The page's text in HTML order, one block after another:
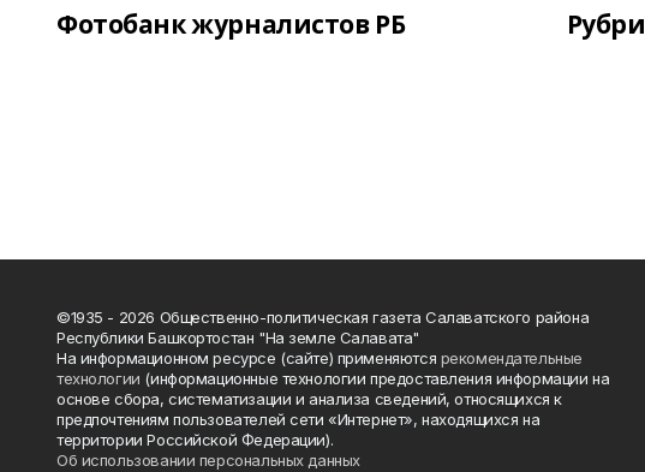
Фотобанк журналистов РБ
©1935 - 2026 Общественно-политическая газета Салаватского района
Республики Башкортостан "На земле Салавата"
На информационном ресурсе (сайте) применяются рекомендательные
технологии (информационные технологии предоставления информации на
основе сбора, систематизации и анализа сведений, относящихся к
предпочтениям пользователей сети «Интернет», находящихся на
территории Российской Федерации).
Об использовании персональных данных